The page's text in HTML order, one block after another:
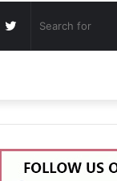
Twitter
Facebook